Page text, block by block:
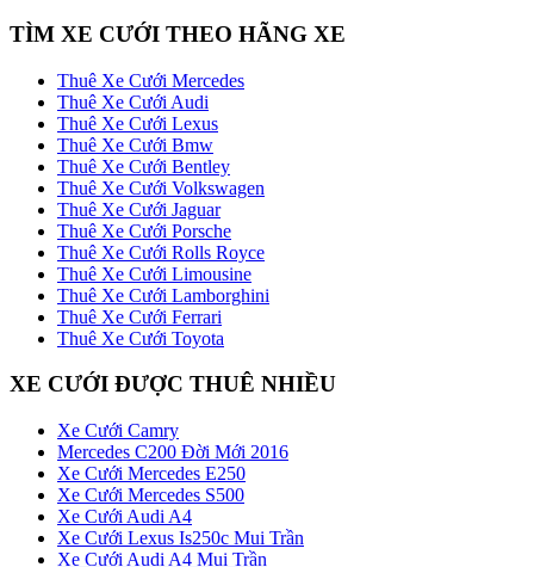
TÌM XE CƯỚI THEO HÃNG XE
Thuê Xe Cưới Mercedes
Thuê Xe Cưới Audi
Thuê Xe Cưới Lexus
Thuê Xe Cưới Bmw
Thuê Xe Cưới Bentley
Thuê Xe Cưới Volkswagen
Thuê Xe Cưới Jaguar
Thuê Xe Cưới Porsche
Thuê Xe Cưới Rolls Royce
Thuê Xe Cưới Limousine
Thuê Xe Cưới Lamborghini
Thuê Xe Cưới Ferrari
Thuê Xe Cưới Toyota
XE CƯỚI ĐƯỢC THUÊ NHIỀU
Xe Cưới Camry
Mercedes C200 Đời Mới 2016
Xe Cưới Mercedes E250
Xe Cưới Mercedes S500
Xe Cưới Audi A4
Xe Cưới Lexus Is250c Mui Trần
Xe Cưới Audi A4 Mui Trần